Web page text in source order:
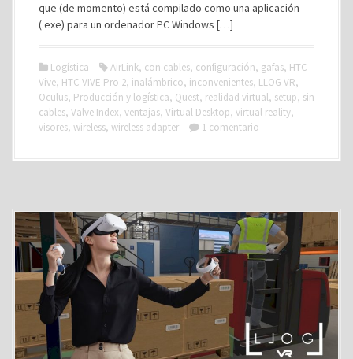
que (de momento) está compilado como una aplicación
(.exe) para un ordenador PC Windows […]
Logística AirLink, con cables, configuración, gafas, HTC
Vive, HTC VIVE Pro 2, inalámbrico, inconvenientes, LLOG VR,
Oculus, Producción y logística, Quest, realidad virtual, setup, sin
cables, Valve Index, ventajas, Virtual Desktop, virtual reality,
visores, wireless, wireless adapter 1 comentario